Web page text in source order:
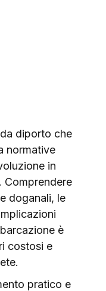
diporto che
normative
in
Comprendere
doganali, le
è
costosi e
pratico e